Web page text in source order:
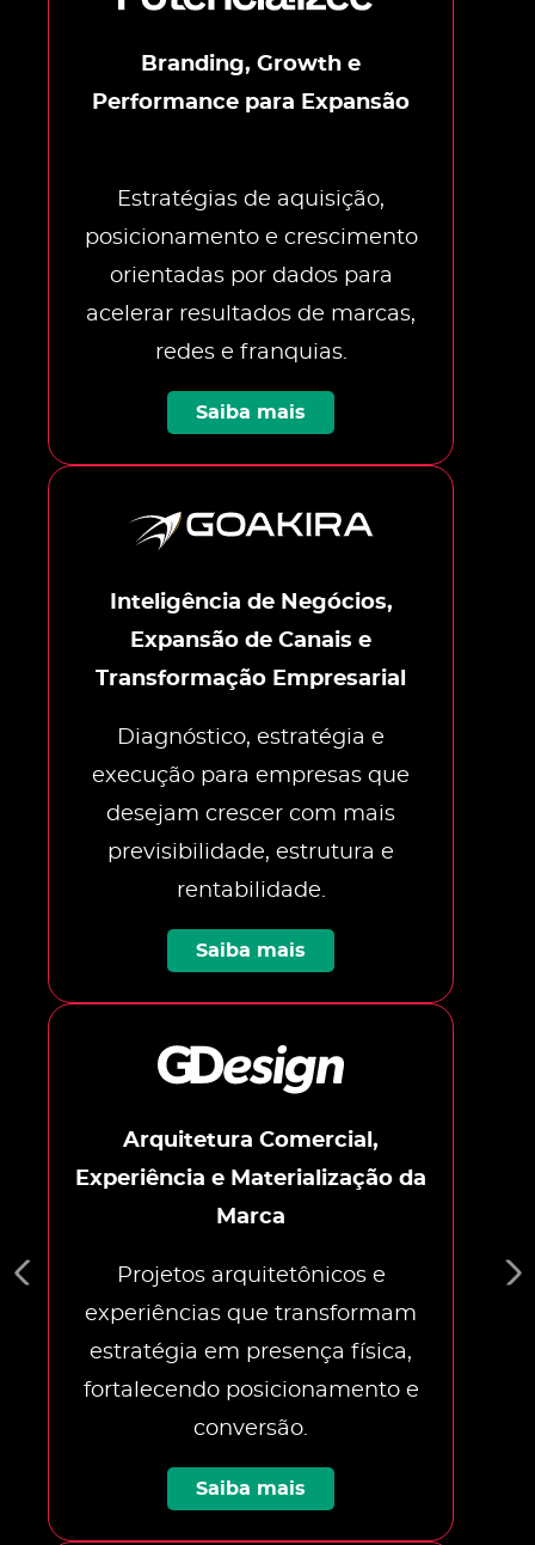
Branding, Growth e
Performance para Expansão
Estratégias de aquisição,
posicionamento e crescimento
orientadas por dados para
acelerar resultados de marcas,
redes e franquias.
Saiba mais
Inteligência de Negócios,
Expansão de Canais e
Transformação Empresarial
Diagnóstico, estratégia e
execução para empresas que
desejam crescer com mais
previsibilidade, estrutura e
rentabilidade.
Saiba mais
Arquitetura Comercial,
Experiência e Materialização da
Marca
Projetos arquitetônicos e
experiências que transformam
estratégia em presença física,
fortalecendo posicionamento e
conversão.
Saiba mais